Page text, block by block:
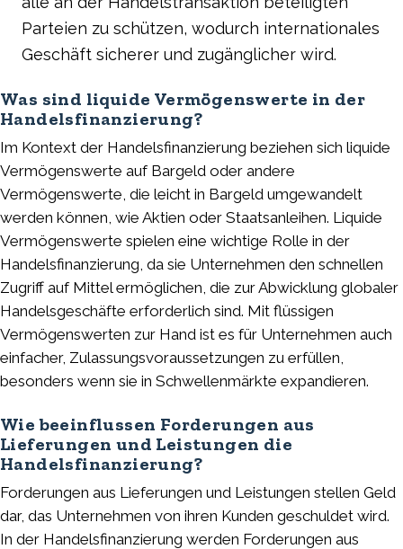
Parteien zu schützen, wodurch internationales
Geschäft sicherer und zugänglicher wird.
Was sind liquide Vermögenswerte in der
Handelsfinanzierung?
Im Kontext der Handelsfinanzierung beziehen sich liquide
Vermögenswerte auf Bargeld oder andere
Vermögenswerte, die leicht in Bargeld umgewandelt
werden können, wie Aktien oder Staatsanleihen. Liquide
Vermögenswerte spielen eine wichtige Rolle in der
Handelsfinanzierung, da sie Unternehmen den schnellen
Zugriff auf Mittel ermöglichen, die zur Abwicklung globaler
Handelsgeschäfte erforderlich sind. Mit flüssigen
Vermögenswerten zur Hand ist es für Unternehmen auch
einfacher, Zulassungsvoraussetzungen zu erfüllen,
besonders wenn sie in Schwellenmärkte expandieren.
Wie beeinflussen Forderungen aus
Lieferungen und Leistungen die
Handelsfinanzierung?
Forderungen aus Lieferungen und Leistungen stellen Geld
dar, das Unternehmen von ihren Kunden geschuldet wird.
In der Handelsfinanzierung werden Forderungen aus